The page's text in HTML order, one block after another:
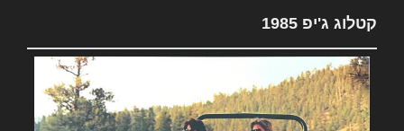
קטלוג ג'יפ 1985